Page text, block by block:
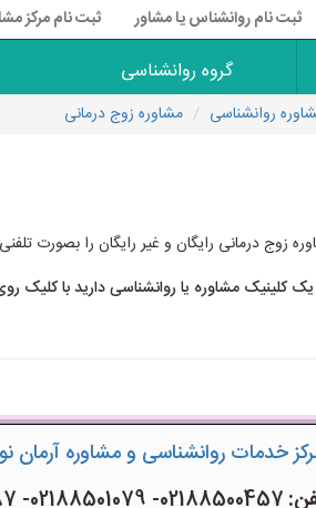
ثبت نام روانشناس یا مشاور ثبت نام مرکز
گروه روانشناسی
روانشناسی مشاوره زوج درمانی
زوج درمانی رایگان و غیر رایگان را بصورت
کلینیک مشاوره یا روانشناسی دارید با کلیک
خدمات روانشناسی و مشاوره آرمان
02188500457- 02188501079- 09336812687